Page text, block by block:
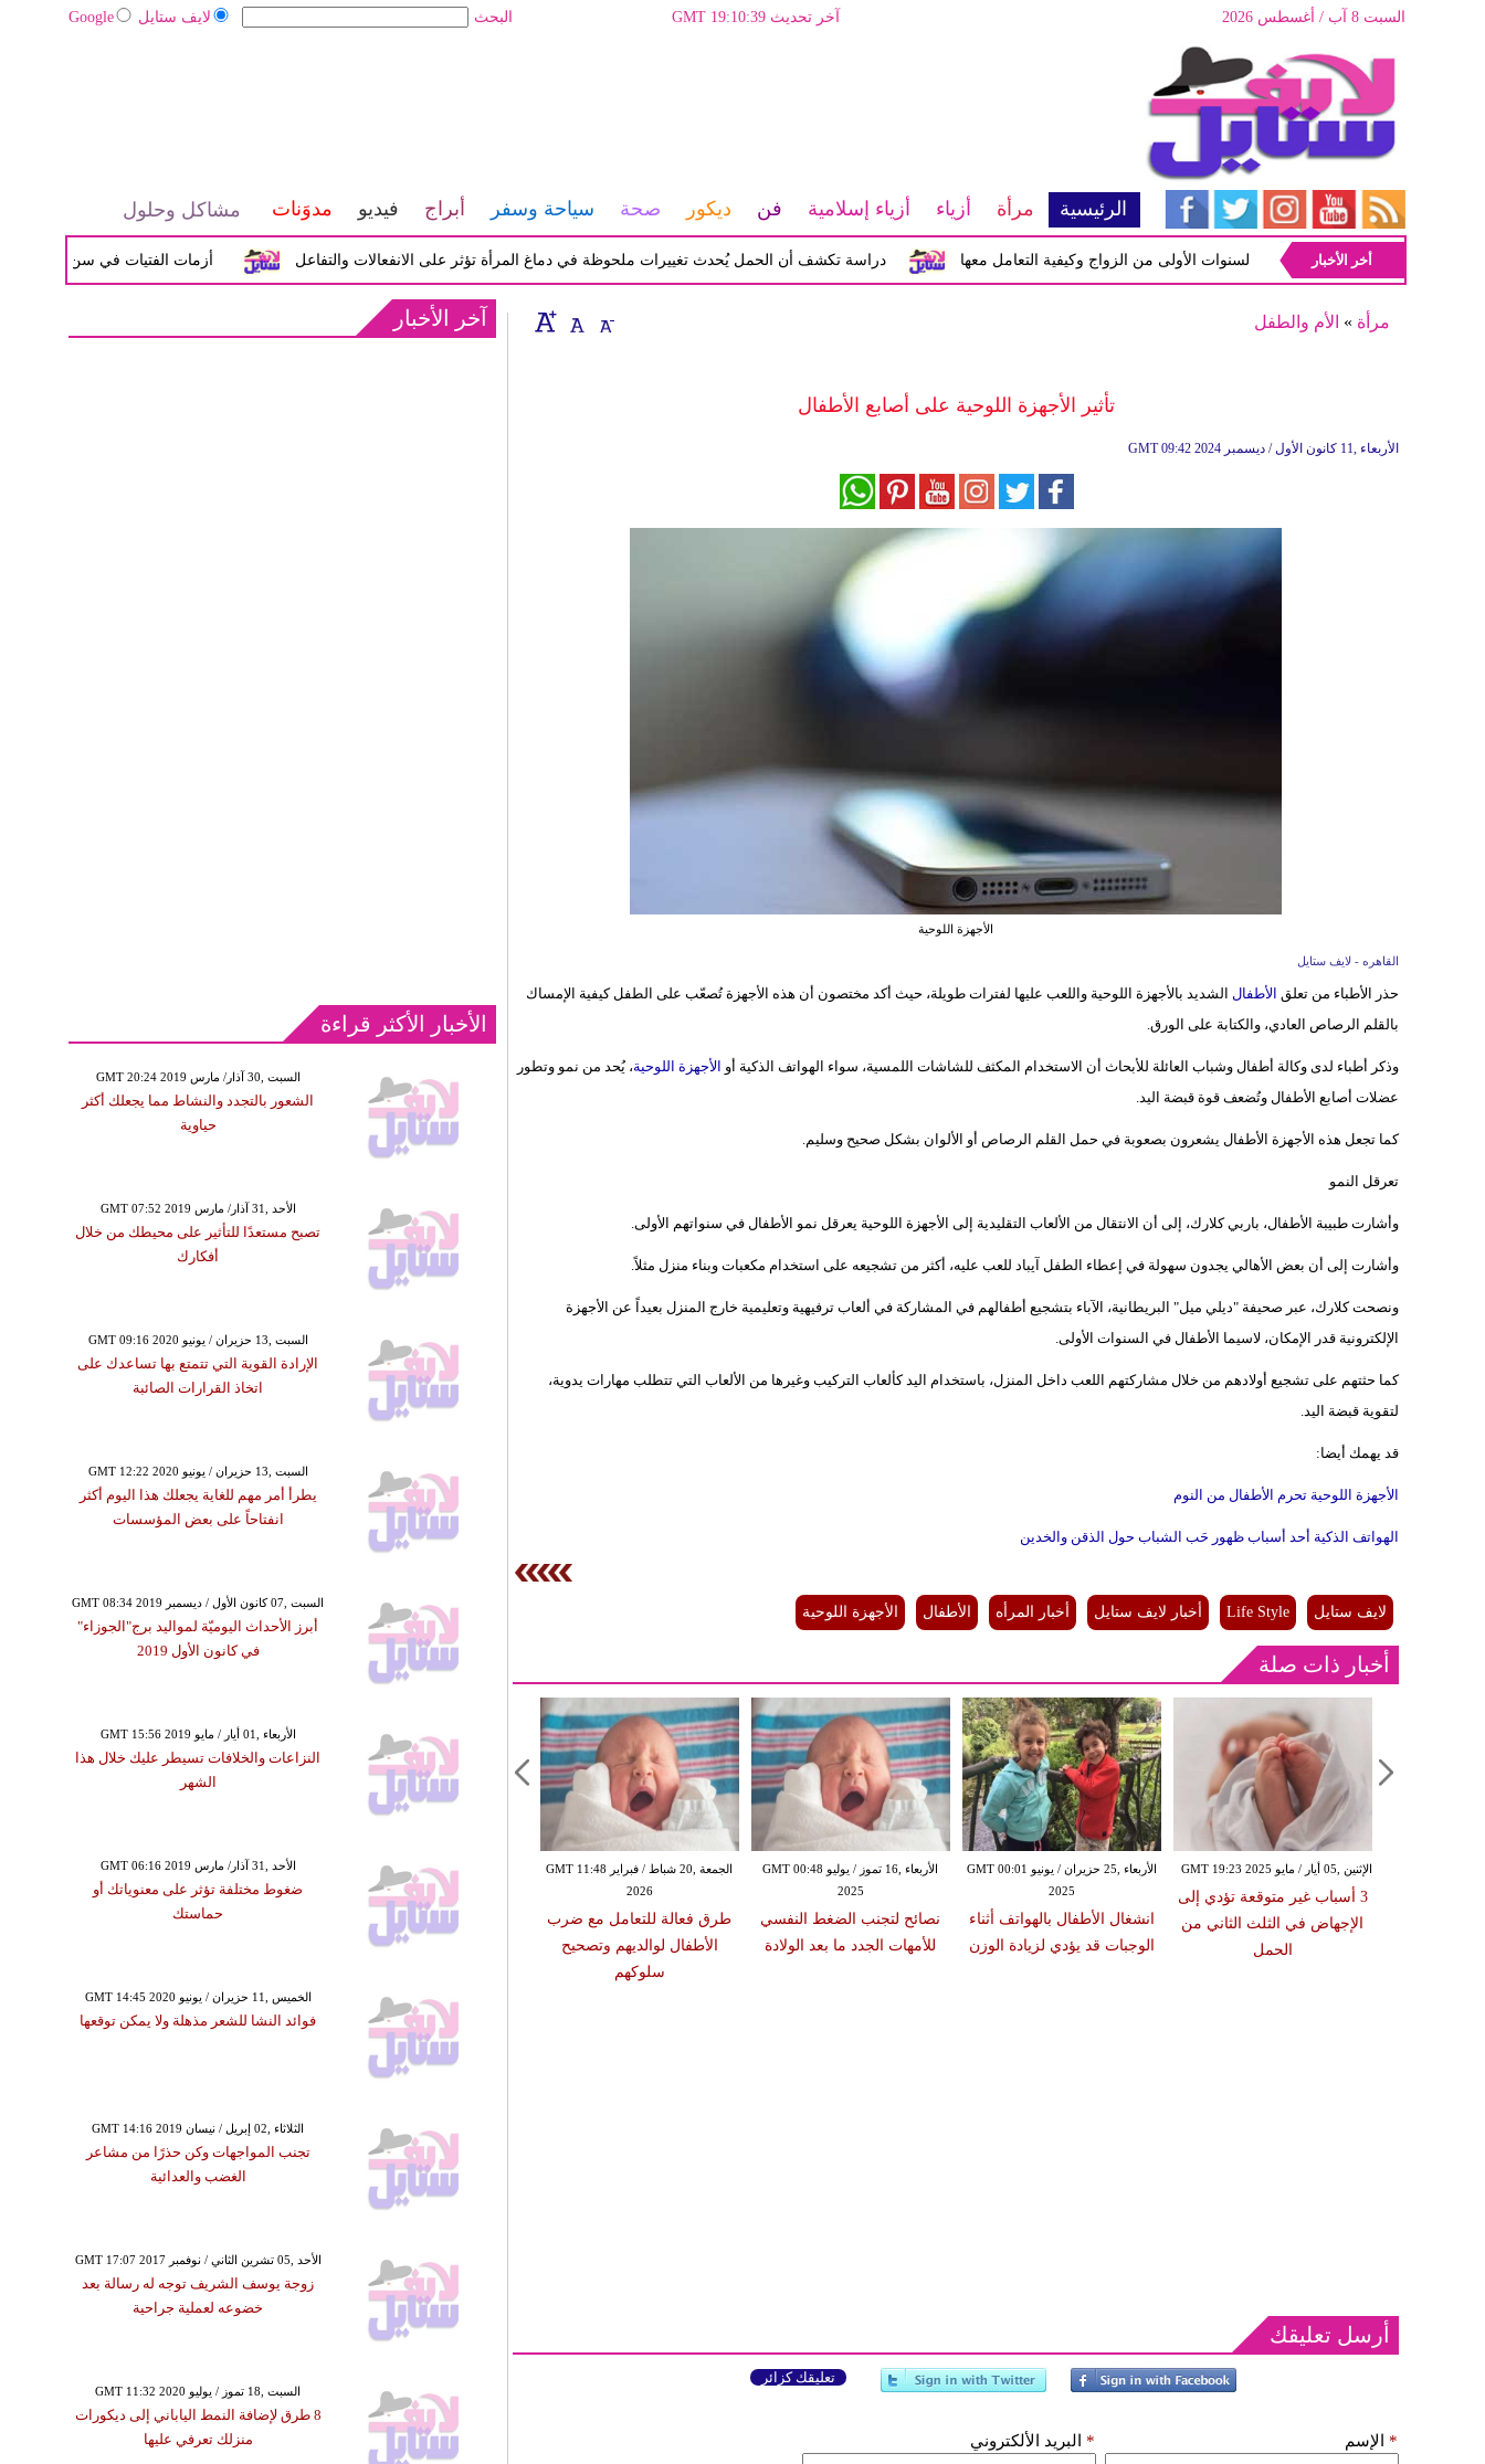
لايف ستايل Google البحث آخر تحديث GMT 19:10:39 السبت 8 آب / أغسطس 2026
الرئيسية مرأة أزياء أزياء إسلامية فن ديكور صحة سياحة وسفر أبراج فيديو مدوَنات مشاكل وحلول
أزمات الفتيات في سن المراهقة بين دراسة تكشف أن الحمل يُحدث تغييرات ملحوظة في دماغ المرأة تؤثر على الانفعالات والتفاعل أبرز المشاكل شيوعاً في السنوات الأولى من الزواج وكيفية التعامل معها
أخر الأخبار
مرأة » الأم والطفل
تأثير الأجهزة اللوحية على أصابع الأطفال
GMT 09:42 2024 الأربعاء ,11 كانون الأول / ديسمبر
الأجهزة اللوحية
القاهره - لايف ستايل
حذر الأطباء من تعلق الأطفال الشديد بالأجهزة اللوحية واللعب عليها لفترات طويلة، حيث أكد مختصون أن هذه الأجهزة تُصعّب على الطفل كيفية الإمساك
بالقلم الرصاص العادي، والكتابة على الورق.
وذكر أطباء لدى وكالة أطفال وشباب العائلة للأبحاث أن الاستخدام المكثف للشاشات اللمسية، سواء الهواتف الذكية أو الأجهزة اللوحية، يُحد من نمو وتطور
عضلات أصابع الأطفال وتُضعف قوة قبضة اليد.
كما تجعل هذه الأجهزة الأطفال يشعرون بصعوبة في حمل القلم الرصاص أو الألوان بشكل صحيح وسليم.
تعرقل النمو
وأشارت طبيبة الأطفال، باربي كلارك، إلى أن الانتقال من الألعاب التقليدية إلى الأجهزة اللوحية يعرقل نمو الأطفال في سنواتهم الأولى.
وأشارت إلى أن بعض الأهالي يجدون سهولة في إعطاء الطفل آيباد للعب عليه، أكثر من تشجيعه على استخدام مكعبات وبناء منزل مثلاً.
ونصحت كلارك، عبر صحيفة "ديلي ميل" البريطانية، الآباء بتشجيع أطفالهم في المشاركة في ألعاب ترفيهية وتعليمية خارج المنزل بعيداً عن الأجهزة
الإلكترونية قدر الإمكان، لاسيما الأطفال في السنوات الأولى.
كما حثتهم على تشجيع أولادهم من خلال مشاركتهم اللعب داخل المنزل، باستخدام اليد كألعاب التركيب وغيرها من الألعاب التي تتطلب مهارات يدوية،
لتقوية قبضة اليد.
قد يهمك أيضا:
الأجهزة اللوحية تحرم الأطفال من النوم
الهواتف الذكية أحد أسباب ظهور حَب الشباب حول الذقن والخدين
لايف ستايل Life Style أخبار لايف ستايل أخبار المرأه الأطفال الأجهزة اللوحية
أخبار ذات صلة
الجمعة ,20 شباط / فبراير GMT 11:48
2026
طرق فعالة للتعامل مع ضرب
الأطفال لوالديهم وتصحيح
سلوكهم
الأربعاء ,16 تموز / يوليو GMT 00:48
2025
نصائح لتجنب الضغط النفسي
للأمهات الجدد ما بعد الولادة
الأربعاء ,25 حزيران / يونيو GMT 00:01
2025
انشغال الأطفال بالهواتف أثناء
الوجبات قد يؤدي لزيادة الوزن
الإثنين ,05 أيار / مايو GMT 19:23 2025
3 أسباب غير متوقعة تؤدي إلى
الإجهاض في الثلث الثاني من
الحمل
أرسل تعليقك
تعليقك كزائر
الإسم * البريد الألكتروني *
آخر الأخبار
الأخبار الأكثر قراءة
GMT 20:24 2019 السبت ,30 آذار/ مارس
الشعور بالتجدد والنشاط مما يجعلك أكثر
حياوية
GMT 07:52 2019 الأحد ,31 آذار/ مارس
تصبح مستعدًا للتأثير على محيطك من خلال
أفكارك
GMT 09:16 2020 السبت ,13 حزيران / يونيو
الإرادة القوية التي تتمتع بها تساعدك على
اتخاذ القرارات الصائبة
GMT 12:22 2020 السبت ,13 حزيران / يونيو
يطرأ أمر مهم للغاية يجعلك هذا اليوم أكثر
انفتاحاً على بعض المؤسسات
GMT 08:34 2019 السبت ,07 كانون الأول / ديسمبر
أبرز الأحداث اليوميّة لمواليد برج"الجوزاء"
في كانون الأول 2019
GMT 15:56 2019 الأربعاء ,01 أيار / مايو
النزاعات والخلافات تسيطر عليك خلال هذا
الشهر
GMT 06:16 2019 الأحد ,31 آذار/ مارس
ضغوط مختلفة تؤثر على معنوياتك أو
حماستك
GMT 14:45 2020 الخميس ,11 حزيران / يونيو
فوائد النشا للشعر مذهلة ولا يمكن توقعها
GMT 14:16 2019 الثلاثاء ,02 إبريل / نيسان
تجنب المواجهات وكن حذرًا من مشاعر
الغضب والعدائية
GMT 17:07 2017 الأحد ,05 تشرين الثاني / نوفمبر
زوجة يوسف الشريف توجه له رسالة بعد
خضوعه لعملية جراحية
GMT 11:32 2020 السبت ,18 تموز / يوليو
8 طرق لإضافة النمط الياباني إلى ديكورات
منزلك تعرفي عليها